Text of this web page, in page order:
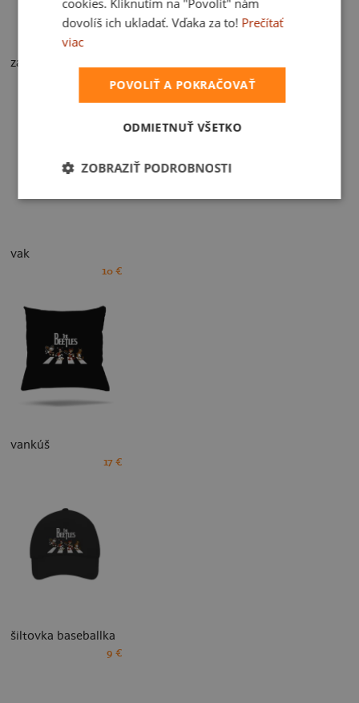
zástera
20 €
vak
10 €
vankúš
17 €
šiltovka baseballka
9 €
cookies. Kliknutím na "Povoliť" nám
dovolíš ich ukladať. Vďaka za to! Prečítať
viac
POVOLIŤ A POKRAČOVAŤ
ODMIETNUŤ VŠETKO
ZOBRAZIŤ PODROBNOSTI